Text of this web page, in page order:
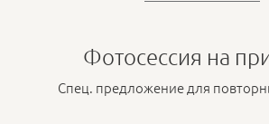
Фотосессия на
Спец. предложение для